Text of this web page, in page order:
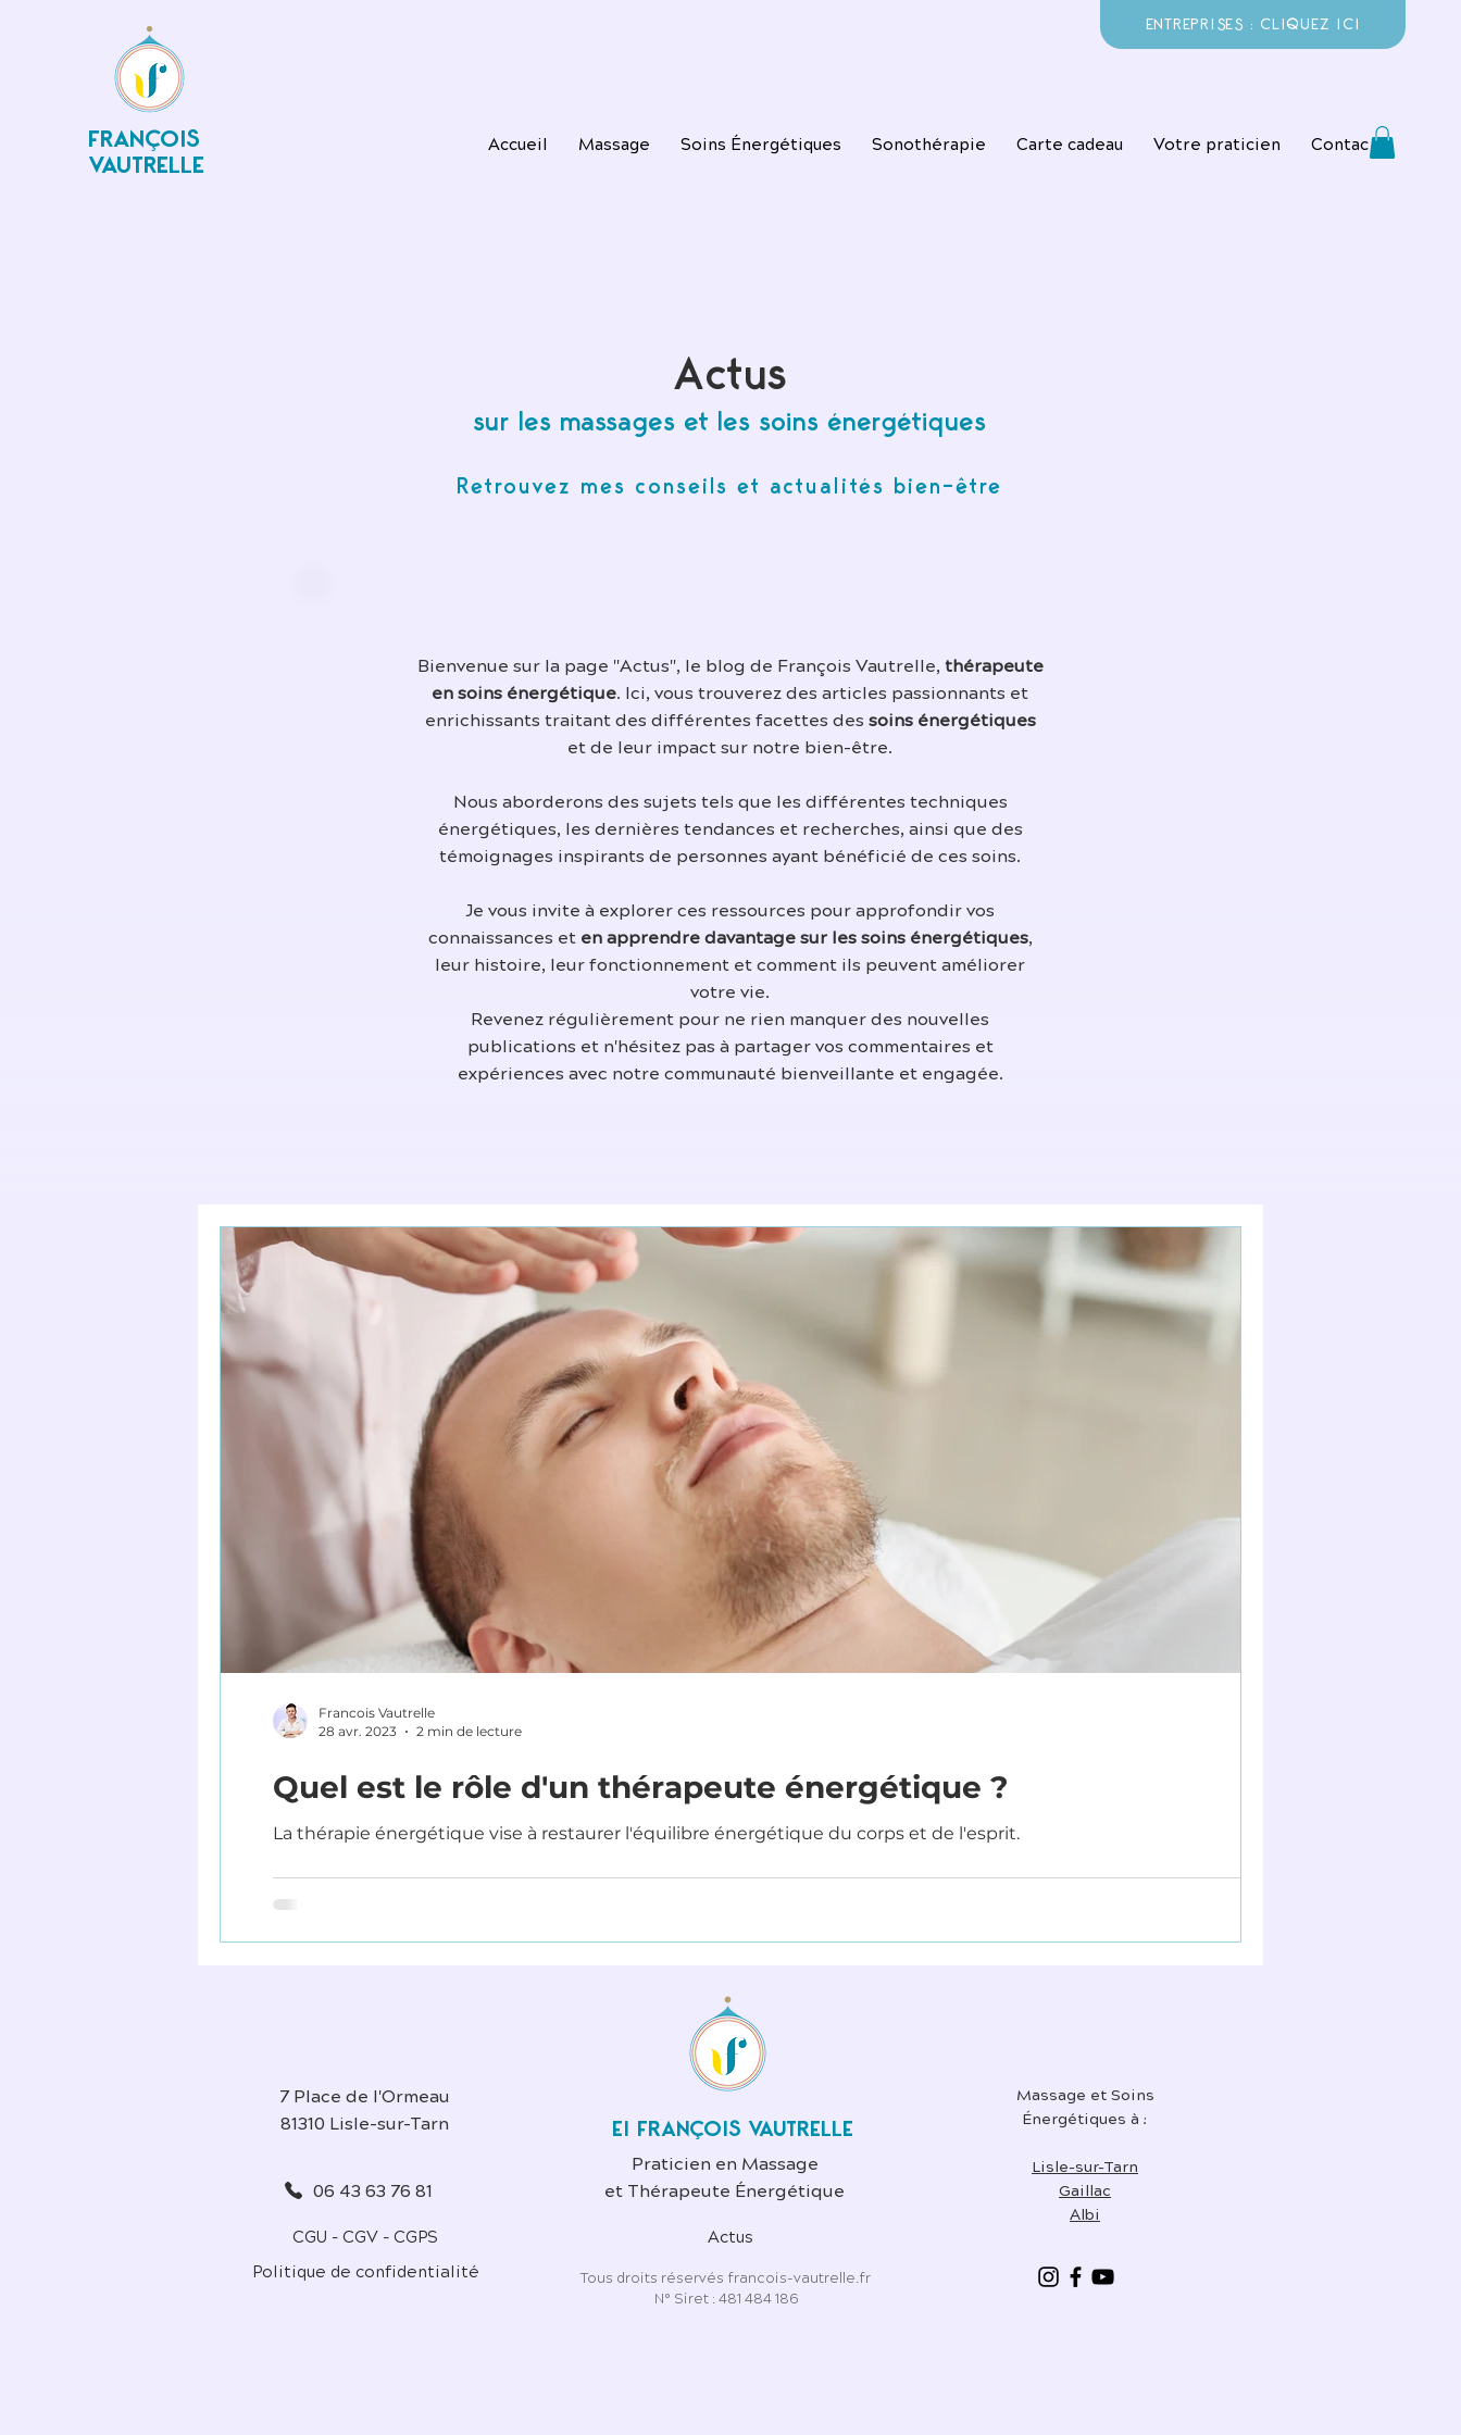
FRANÇOIS
VAUTRELLE
ENTREPRISES : CLIQUEZ ICI
Accueil Massage Soins Énergétiques Sonothérapie Carte cadeau Votre praticien Contact
Actus
sur les massages et les soins énergétiques
Retrouvez mes conseils et actualités bien-être
Bienvenue sur la page "Actus", le blog de François Vautrelle, thérapeute
en soins énergétique. Ici, vous trouverez des articles passionnants et
enrichissants traitant des différentes facettes des soins énergétiques
et de leur impact sur notre bien-être.
Nous aborderons des sujets tels que les différentes techniques
énergétiques, les dernières tendances et recherches, ainsi que des
témoignages inspirants de personnes ayant bénéficié de ces soins.
Je vous invite à explorer ces ressources pour approfondir vos
connaissances et en apprendre davantage sur les soins énergétiques,
leur histoire, leur fonctionnement et comment ils peuvent améliorer
votre vie.
Revenez régulièrement pour ne rien manquer des nouvelles
publications et n'hésitez pas à partager vos commentaires et
expériences avec notre communauté bienveillante et engagée.
Quel est le rôle d'un thérapeute énergétique ?
La thérapie énergétique vise à restaurer l'équilibre énergétique du corps et de l'esprit.
Francois Vautrelle
28 avr. 2023
2 min de lecture
7 Place de l'Ormeau
81310 Lisle-sur-Tarn
06 43 63 76 81
Politique de confidentialité
CGU - CGV - CGPS
EI FRANÇOIS VAUTRELLE
Praticien en Massage
et Thérapeute Énergétique
Actus
Tous droits réservés francois-vautrelle.fr
N° Siret : 481 484 186
Massage et Soins
Énergétiques à :
Lisle-sur-Tarn
Gaillac
Albi